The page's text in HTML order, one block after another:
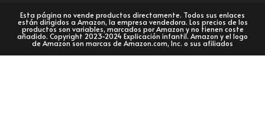
Esta página no vende productos directamente. Todos sus enlaces
están dirigidos a Amazon, la empresa vendedora. Los precios de los
productos son variables, marcados por Amazon y no tienen coste
añadido. Copyright 2023-2024 Explicación infantil. Amazon y el logo
de Amazon son marcas de Amazon.com, Inc. o sus afiliados